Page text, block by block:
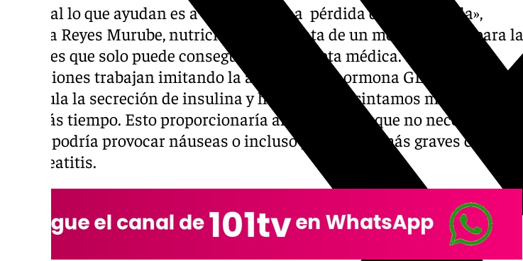
«Al final lo que ayudan es a conseguir una pérdida de peso rápida»,
explica Reyes Murube, nutricionista. Se trata de un medicamento para la
diabetes que solo puede conseguirse con receta médica. Estas
inyecciones trabajan imitando la acción de la hormona GLP-1, que
estimula la secreción de insulina y hace que nos sintamos más llenos
por más tiempo. Esto proporcionaría al cuerpo algo que no necesita, por
lo que podría provocar náuseas o incluso problemas más graves como
pancreatitis.